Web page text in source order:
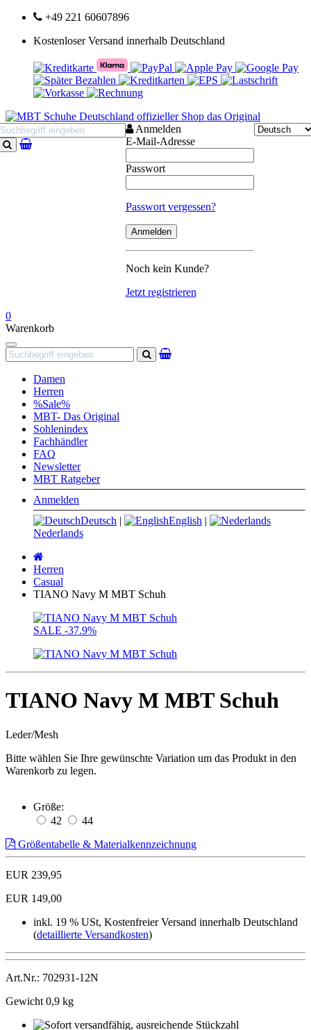
+49 221 60607896
Kostenloser Versand innerhalb Deutschland
Suchen
Anmelden
E-Mail-Adresse
Passwort
Passwort vergessen?
Noch kein Kunde?
Jetzt registrieren
0
Warenkorb
Navigation
Suchen
Damen
Herren
%Sale%
MBT- Das Original
Sohlenindex
Fachhändler
FAQ
Newsletter
MBT Ratgeber
Anmelden
Deutsch | English |
Nederlands
Herren
Casual
TIANO Navy M MBT Schuh
SALE -37.9%
TIANO Navy M MBT Schuh
Leder/Mesh
Bitte wählen Sie Ihre gewünschte Variation um das Produkt in den
Warenkorb zu legen.
Größe:
42
44
Größentabelle & Materialkennzeichnung
EUR 239,95
EUR 149,00
inkl. 19 % USt, Kostenfreier Versand innerhalb Deutschland
(detaillierte Versandkosten)
Art.Nr.: 702931-12N
Gewicht 0,9 kg